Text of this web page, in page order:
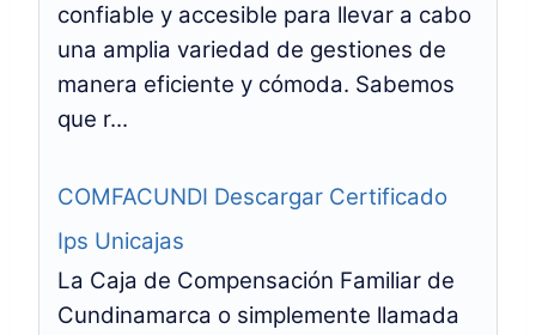
confiable y accesible para llevar a cabo
una amplia variedad de gestiones de
manera eficiente y cómoda. Sabemos
que r...
COMFACUNDI Descargar Certificado
Ips Unicajas
La Caja de Compensación Familiar de
Cundinamarca o simplemente llamada